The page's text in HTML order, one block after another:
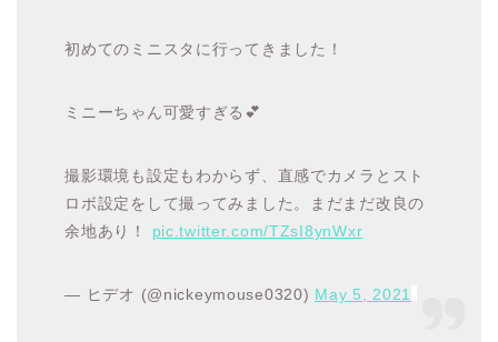
初めてのミニスタに行ってきました！
ミニーちゃん可愛すぎる💕
撮影環境も設定もわからず、直感でカメラとスト
ロボ設定をして撮ってみました。まだまだ改良の
余地あり！ pic.twitter.com/TZsI8ynWxr
— ヒデオ (@nickeymouse0320) May 5, 2021